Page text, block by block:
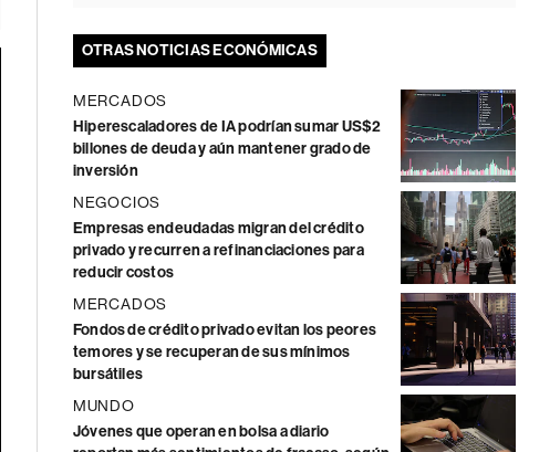
OTRAS NOTICIAS ECONÓMICAS
MERCADOS
Hiperescaladores de IA podrían sumar US$2
billones de deuda y aún mantener grado de
inversión
NEGOCIOS
Empresas endeudadas migran del crédito
privado y recurren a refinanciaciones para
reducir costos
MERCADOS
Fondos de crédito privado evitan los peores
temores y se recuperan de sus mínimos
bursátiles
MUNDO
Jóvenes que operan en bolsa a diario